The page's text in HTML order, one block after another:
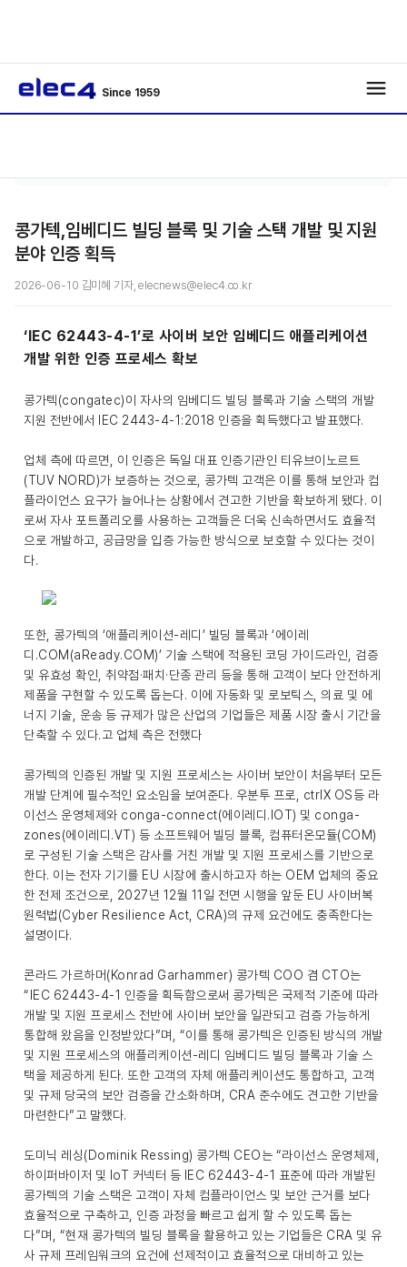
Since 1959
콩가텍,임베디드 빌딩 블록 및 기술 스택 개발 및 지원
분야 인증 획득
2026-06-10 김미혜 기자, elecnews@elec4.co.kr
‘IEC 62443-4-1’로 사이버 보안 임베디드 애플리케이션
개발 위한 인증 프로세스 확보
콩가텍(congatec)이 자사의 임베디드 빌딩 블록과 기술 스택의 개발
지원 전반에서 IEC 2443-4-1:2018 인증을 획득했다고 발표했다.
업체 측에 따르면, 이 인증은 독일 대표 인증기관인 티유브이노르트
(TUV NORD)가 보증하는 것으로, 콩가텍 고객은 이를 통해 보안과 컴
플라이언스 요구가 늘어나는 상황에서 견고한 기반을 확보하게 됐다. 이
로써 자사 포트폴리오를 사용하는 고객들은 더욱 신속하면서도 효율적
으로 개발하고, 공급망을 입증 가능한 방식으로 보호할 수 있다는 것이
다.
또한, 콩가텍의 ‘애플리케이션-레디’ 빌딩 블록과 ‘에이레
디.COM(aReady.COM)’ 기술 스택에 적용된 코딩 가이드라인, 검증
및 유효성 확인, 취약점·패치·단종 관리 등을 통해 고객이 보다 안전하게
제품을 구현할 수 있도록 돕는다. 이에 자동화 및 로보틱스, 의료 및 에
너지 기술, 운송 등 규제가 많은 산업의 기업들은 제품 시장 출시 기간을
단축할 수 있다.고 업체 측은 전했다
콩가텍의 인증된 개발 및 지원 프로세스는 사이버 보안이 처음부터 모든
개발 단계에 필수적인 요소임을 보여준다. 우분투 프로, ctrlX OS등 라
이선스 운영체제와 conga-connect(에이레디.IOT) 및 conga-
zones(에이레디.VT) 등 소프트웨어 빌딩 블록, 컴퓨터온모듈(COM)
로 구성된 기술 스택은 감사를 거친 개발 및 지원 프로세스를 기반으로
한다. 이는 전자 기기를 EU 시장에 출시하고자 하는 OEM 업체의 중요
한 전제 조건으로, 2027년 12월 11일 전면 시행을 앞둔 EU 사이버복
원력법(Cyber Resilience Act, CRA)의 규제 요건에도 충족한다는
설명이다.
콘라드 가르하머(Konrad Garhammer) 콩가텍 COO 겸 CTO는
“IEC 62443-4-1 인증을 획득함으로써 콩가텍은 국제적 기준에 따라
개발 및 지원 프로세스 전반에 사이버 보안을 일관되고 검증 가능하게
통합해 왔음을 인정받았다”며, “이를 통해 콩가텍은 인증된 방식의 개발
및 지원 프로세스의 애플리케이션-레디 임베디드 빌딩 블록과 기술 스
택을 제공하게 된다. 또한 고객의 자체 애플리케이션도 통합하고, 고객
및 규제 당국의 보안 검증을 간소화하며, CRA 준수에도 견고한 기반을
마련한다”고 말했다.
도미닉 레싱(Dominik Ressing) 콩가텍 CEO는 “라이선스 운영체제,
하이퍼바이저 및 IoT 커넥터 등 IEC 62443-4-1 표준에 따라 개발된
콩가텍의 기술 스택은 고객이 자체 컴플라이언스 및 보안 근거를 보다
효율적으로 구축하고, 인증 과정을 빠르고 쉽게 할 수 있도록 돕는
다”며, “현재 콩가텍의 빌딩 블록을 활용하고 있는 기업들은 CRA 및 유
사 규제 프레임워크의 요건에 선제적이고 효율적으로 대비하고 있는